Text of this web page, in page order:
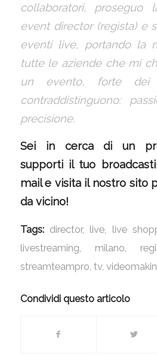
collaboratori,
event director (regista) e
eventi live, portando la
tutte le aziende che mi
un evento, forte
contraddistinguono:
precisione.
Sei in cerca di un
supporti il tuo
maile visita il nostro sito
da vicino!
Tags: director, live live
livestreaming
milano
streamteampro tv,
Condividi questo articolo